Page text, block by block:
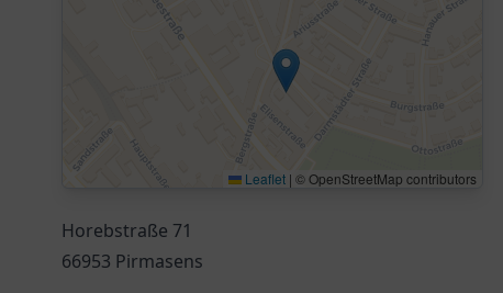
Leaflet | © OpenStreetMap contributors
Horebstraße 71
66953 Pirmasens